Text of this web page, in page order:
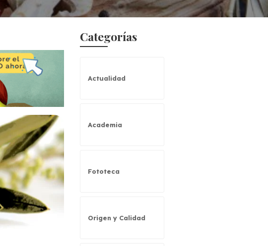
Categorías
Actualidad
Academia
Fototeca
Origen y Calidad